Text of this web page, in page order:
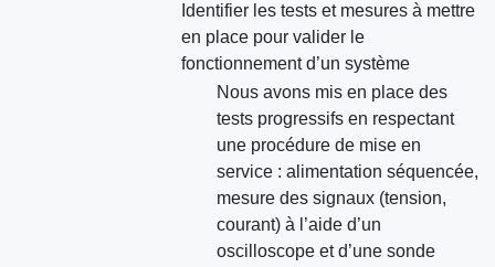
Identifier les tests et mesures à mettre
en place pour valider le
fonctionnement d’un système
Nous avons mis en place des
tests progressifs en respectant
une procédure de mise en
service : alimentation séquencée,
mesure des signaux (tension,
courant) à l’aide d’un
oscilloscope et d’une sonde